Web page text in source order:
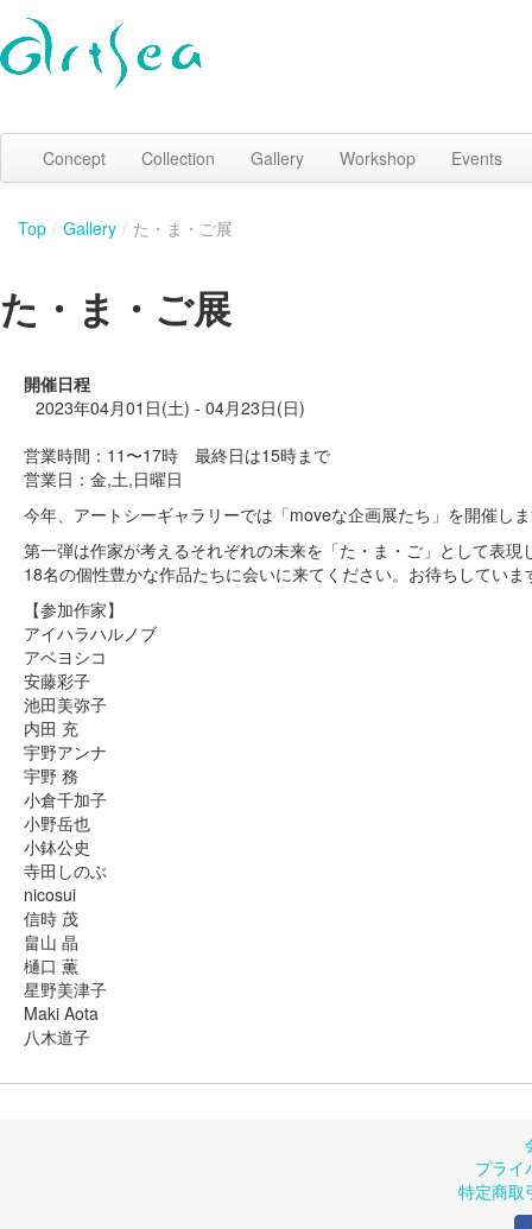
Concept Collection Gallery Workshop Events
Top / Gallery / た・ま・ご展
た・ま・ご展
開催日程
2023年04月01日(土) - 04月23日(日)
営業時間：11〜17時 最終日は15時まで
営業日：金,土,日曜日
今年、アートシーギャラリーでは「moveな企画展たち」を開催し
第一弾は作家が考えるそれぞれの未来を「た・ま・ご」として表現
18名の個性豊かな作品たちに会いに来てください。お待ちしていま
【参加作家】
アイハラハルノブ
アベヨシコ
安藤彩子
池田美弥子
内田 充
宇野アンナ
宇野 務
小倉千加子
小野岳也
小鉢公史
寺田しのぶ
nicosui
信時 茂
畠山 晶
樋口 薫
星野美津子
Maki Aota
八木道子
プライ
特定商取